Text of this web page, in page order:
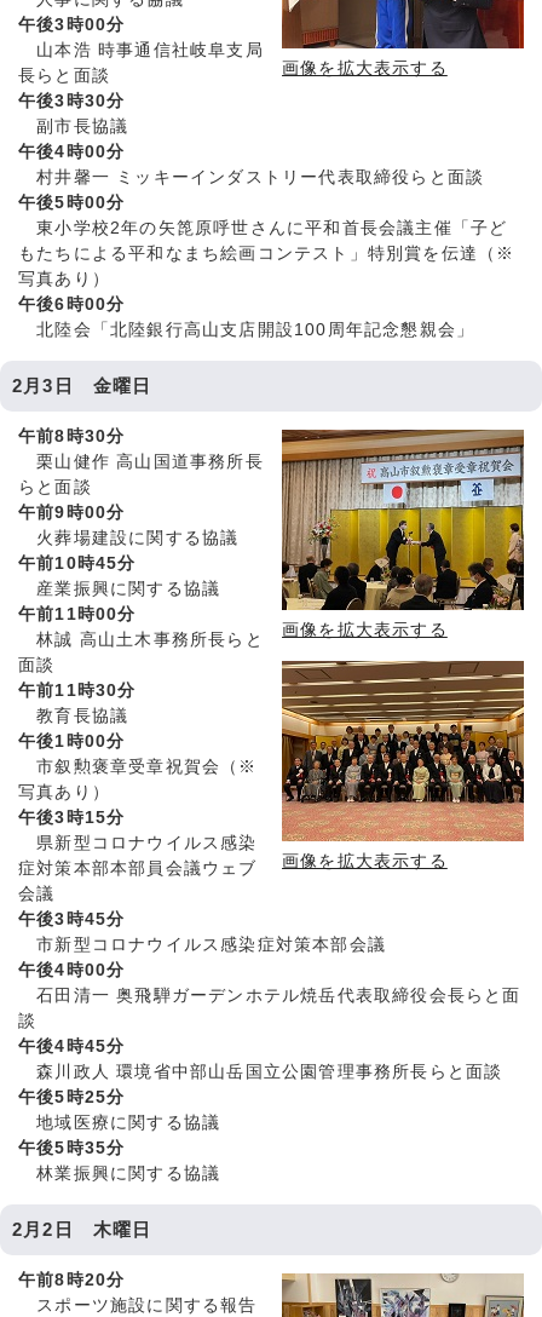
画像を拡大表示する
午後3時00分
山本浩 時事通信社岐阜支局
長らと面談
午後3時30分
副市長協議
午後4時00分
村井馨一 ミッキーインダストリー代表取締役らと面談
午後5時00分
東小学校2年の矢箆原呼世さんに平和首長会議主催「子ど
もたちによる平和なまち絵画コンテスト」特別賞を伝達（※
写真あり）
午後6時00分
北陸会「北陸銀行高山支店開設100周年記念懇親会」
2月3日 金曜日
画像を拡大表示する
画像を拡大表示する
午前8時30分
栗山健作 高山国道事務所長
らと面談
午前9時00分
火葬場建設に関する協議
午前10時45分
産業振興に関する協議
午前11時00分
林誠 高山土木事務所長らと
面談
午前11時30分
教育長協議
午後1時00分
市叙勲褒章受章祝賀会（※
写真あり）
午後3時15分
県新型コロナウイルス感染
症対策本部本部員会議ウェブ
会議
午後3時45分
市新型コロナウイルス感染症対策本部会議
午後4時00分
石田清一 奥飛騨ガーデンホテル焼岳代表取締役会長らと面
談
午後4時45分
森川政人 環境省中部山岳国立公園管理事務所長らと面談
午後5時25分
地域医療に関する協議
午後5時35分
林業振興に関する協議
2月2日 木曜日
午前8時20分
スポーツ施設に関する報告